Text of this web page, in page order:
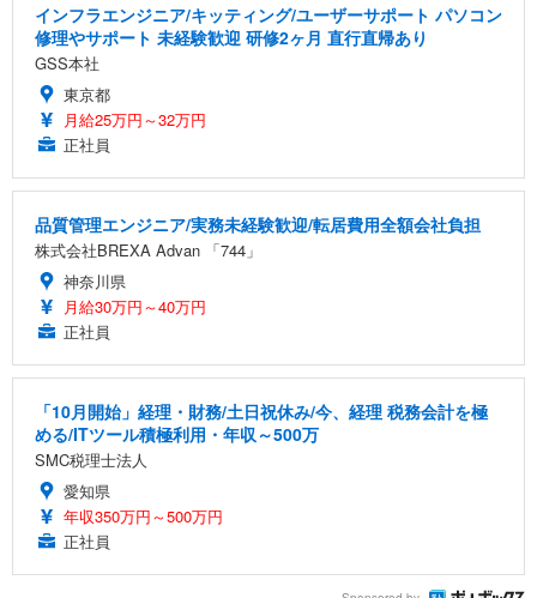
インフラエンジニア/キッティング/ユーザーサポート パソコン
修理やサポート 未経験歓迎 研修2ヶ月 直行直帰あり
GSS本社
東京都
月給25万円～32万円
正社員
品質管理エンジニア/実務未経験歓迎/転居費用全額会社負担
株式会社BREXA Advan 「744」
神奈川県
月給30万円～40万円
正社員
「10月開始」経理・財務/土日祝休み/今、経理 税務会計を極
める/ITツール積極利用・年収～500万
SMC税理士法人
愛知県
年収350万円～500万円
正社員